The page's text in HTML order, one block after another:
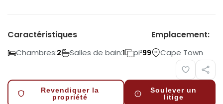
Caractéristiques
Chambres:2 Salles de bain:1 pi²99
Emplacement:
Cape Town
Revendiquer la
propriété
Soulever un
litige